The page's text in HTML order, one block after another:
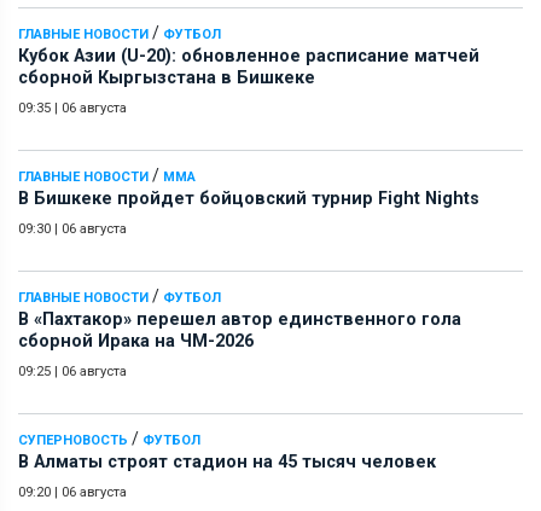
ГЛАВНЫЕ НОВОСТИ / ФУТБОЛ
Кубок Азии (U-20): обновленное расписание матчей
сборной Кыргызстана в Бишкеке
09:35 | 06 августа
ГЛАВНЫЕ НОВОСТИ / ММА
В Бишкеке пройдет бойцовский турнир Fight Nights
09:30 | 06 августа
ГЛАВНЫЕ НОВОСТИ / ФУТБОЛ
В «Пахтакор» перешел автор единственного гола
сборной Ирака на ЧМ-2026
09:25 | 06 августа
СУПЕРНОВОСТЬ / ФУТБОЛ
В Алматы строят стадион на 45 тысяч человек
09:20 | 06 августа